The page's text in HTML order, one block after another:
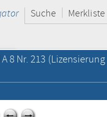
Suche Merkliste
8 Nr. 213